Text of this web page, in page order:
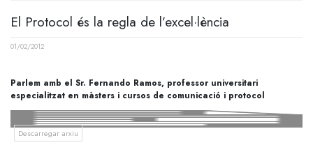
El Protocol és la regla de l’excel·lència
01/02/2012
Parlem amb el Sr. Fernando Ramos, professor universitari
especialitzat en màsters i cursos de comunicació i protocol
Descarregar arxiu